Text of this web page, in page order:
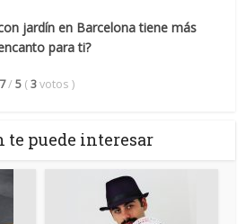
jardín en Barcelona tiene más
para ti?
/ 5 (3votos )
te puede interesar